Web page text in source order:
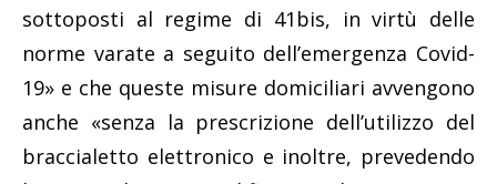
sottoposti al regime di 41bis, in virtù delle
norme varate a seguito dell’emergenza Covid-
19» e che queste misure domiciliari avvengono
anche «senza la prescrizione dell’utilizzo del
braccialetto elettronico e inoltre, prevedendo